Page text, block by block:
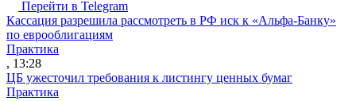
Перейти в Telegram
Кассация разрешила рассмотреть в РФ иск к «Альфа-Банку»
по еврооблигациям
Практика
, 13:28
ЦБ ужесточил требования к листингу ценных бумаг
Практика